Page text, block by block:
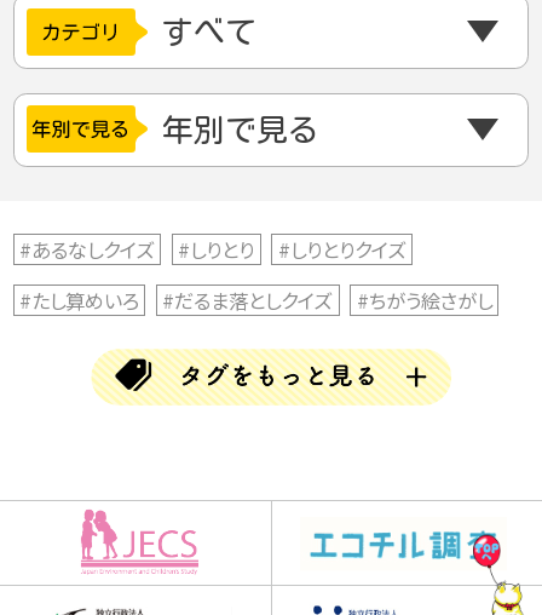
#あるなしクイズ #しりとり
#しりとりクイズ
#たし算めいろ
#だるま落としクイズ
#ちがう絵さがし
#ちがう絵探し
#とんちクイズ
#なぞなぞ
#ならび替えクイズ
#ならべかえクイズ
#アハムービー
#アハ動画 #クイズ
#クリスマス
#クロスワード
#チャレンジGO
#チャレンジゴー
#ブロック当て